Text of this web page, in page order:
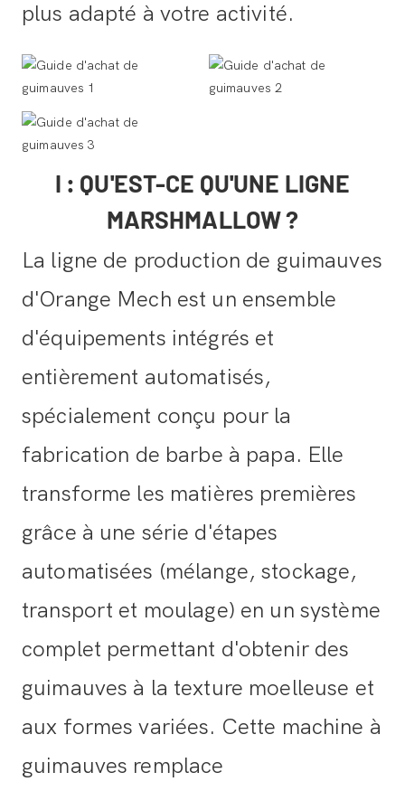
plus adapté à votre activité.
I : QU'EST-CE QU'UNE LIGNE
MARSHMALLOW ?
La ligne de production de guimauves
d'Orange Mech est un ensemble
d'équipements intégrés et
entièrement automatisés,
spécialement conçu pour la
fabrication de barbe à papa. Elle
transforme les matières premières
grâce à une série d'étapes
automatisées (mélange, stockage,
transport et moulage) en un système
complet permettant d'obtenir des
guimauves à la texture moelleuse et
aux formes variées. Cette machine à
guimauves remplace